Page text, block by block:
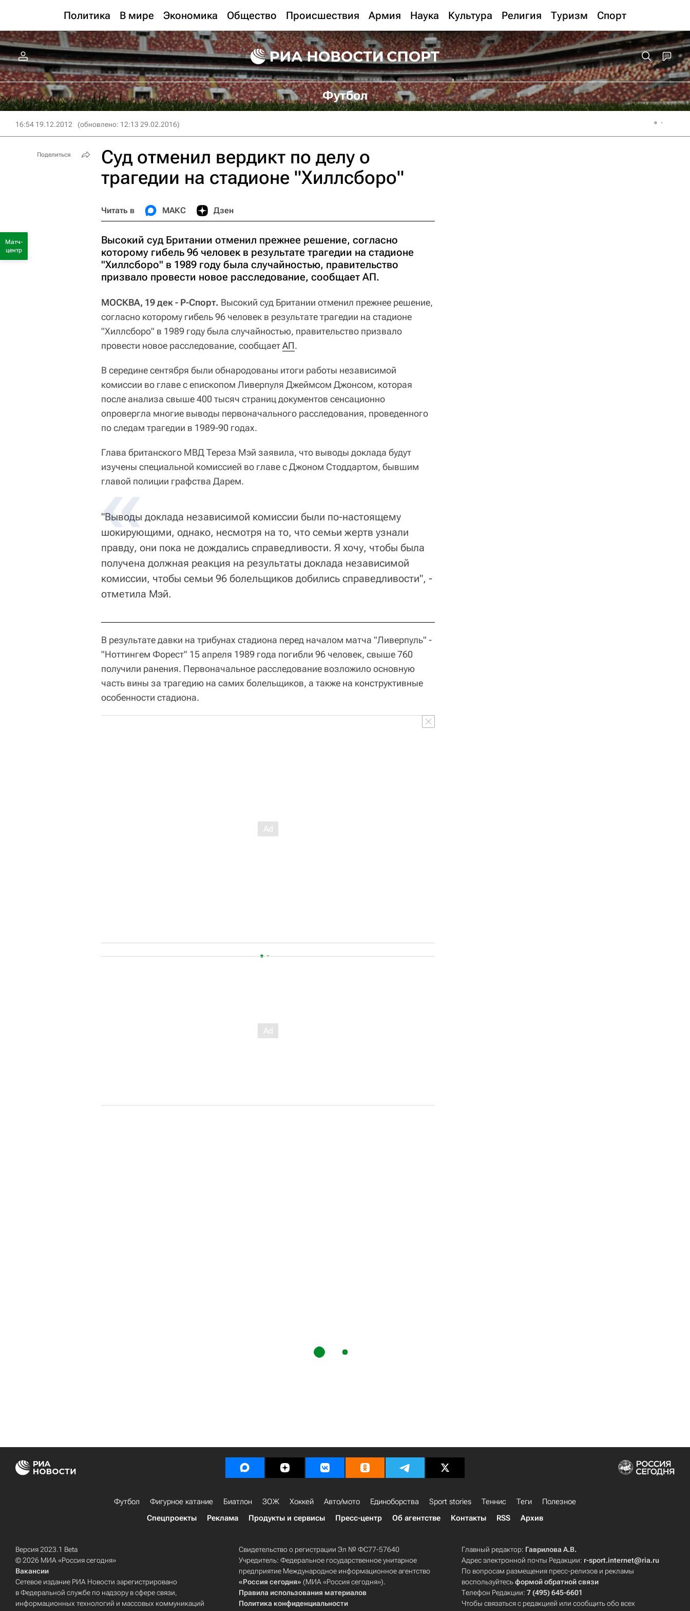
Политика В мире Экономика Общество Происшествия Армия Наука Культура Религия Туризм Спорт
Футбол
16:54 19.12.2012 (обновлено: 12:13 29.02.2016)
Суд отменил вердикт по делу о
трагедии на стадионе "Хиллсборо"
Читать в МАКС Дзен
Высокий суд Британии отменил прежнее решение, согласно
которому гибель 96 человек в результате трагедии на стадионе
"Хиллсборо" в 1989 году была случайностью, правительство
призвало провести новое расследование, сообщает АП.
МОСКВА, 19 дек - Р-Спорт. Высокий суд Британии отменил прежнее решение,
согласно которому гибель 96 человек в результате трагедии на стадионе
"Хиллсборо" в 1989 году была случайностью, правительство призвало
провести новое расследование, сообщаетАП.
В середине сентября были обнародованы итоги работы независимой
комиссии во главе с епископом Ливерпуля Джеймсом Джонсом, которая
после анализа свыше 400 тысяч страниц документов сенсационно
опровергла многие выводы первоначального расследования, проведенного
по следам трагедии в 1989-90 годах.
Глава британского МВД Тереза Мэй заявила, что выводы доклада будут
изучены специальной комиссией во главе с Джоном Стоддартом, бывшим
главой полиции графства Дарем.
"Выводы доклада независимой комиссии были по-настоящему
шокирующими, однако, несмотря на то, что семьи жертв узнали
правду, они пока не дождались справедливости. Я хочу, чтобы была
получена должная реакция на результаты доклада независимой
комиссии, чтобы семьи 96 болельщиков добились справедливости", -
отметила Мэй.
В результате давки на трибунах стадиона перед началом матча "Ливерпуль" -
"Ноттингем Форест" 15 апреля 1989 года погибли 96 человек, свыше 760
получили ранения. Первоначальное расследование возложило основную
часть вины за трагедию на самих болельщиков, а также на конструктивные
особенности стадиона.
Поделиться
Матч-
центр
Футбол Фигурное катание Биатлон ЗОЖ Хоккей Авто/мото Единоборства Sport stories Теннис Теги
Полезное
Спецпроекты
Реклама Продукты и сервисы Пресс-центр Об агентстве Контакты RSS Архив
Версия 2023.1 Beta
© 2026 МИА «Россия сегодня»
Вакансии
Сетевое издание РИА Новости зарегистрировано
в Федеральной службе по надзору в сфере связи,
информационных технологий и массовых коммуникаций
Свидетельство о регистрации Эл № ФС77-57640
Учредитель: Федеральное государственное унитарное
предприятие Международное информационное агентство
«Россия сегодня» (МИА «Россия сегодня»).
Правила использования материалов
Политика конфиденциальности
Главный редактор: Гаврилова А.В.
Адрес электронной почты Редакции: r-sport.internet@ria.ru
По вопросам размещения пресс-релизов и рекламы
воспользуйтесьформой обратной связи
Телефон Редакции:7 (495) 645-6601
Чтобы связаться с редакцией или сообщить обо всех